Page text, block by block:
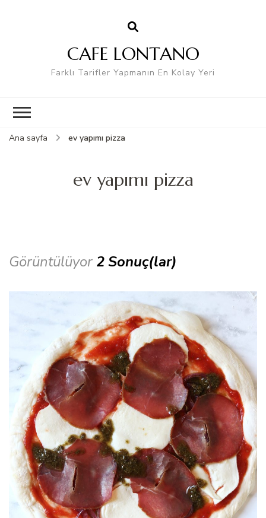
CAFE LONTANO
Farklı Tarifler Yapmanın En Kolay Yeri
Ana sayfa ev yapımı pizza
ev yapımı pizza
Görüntülüyor 2 Sonuç(lar)